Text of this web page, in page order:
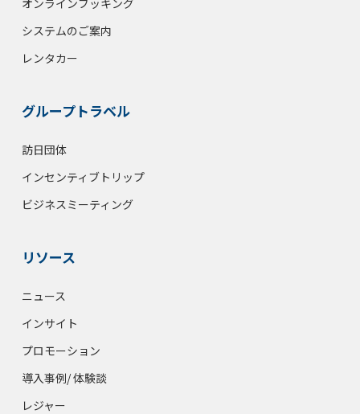
システムのご案内
レンタカー
グループトラベル
訪日団体
インセンティブトリップ
ビジネスミーティング
リソース
ニュース
インサイト
プロモーション
導入事例/ 体験談
レジャー